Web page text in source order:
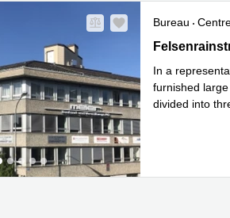
Bureau
In a
furnished
divided into